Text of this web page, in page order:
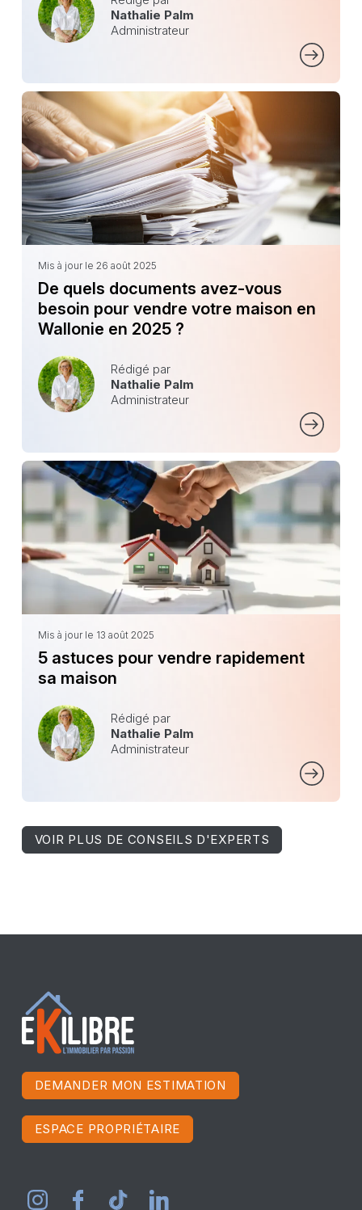
Nathalie Palm
Administrateur
Mis à jour le 26 août 2025
De quels documents avez-vous
besoin pour vendre votre maison en
Wallonie en 2025 ?
Rédigé par
Nathalie Palm
Administrateur
Mis à jour le 13 août 2025
5 astuces pour vendre rapidement
sa maison
Rédigé par
Nathalie Palm
Administrateur
VOIR PLUS DE CONSEILS D'EXPERTS
DEMANDER MON ESTIMATION
ESPACE PROPRIÉTAIRE